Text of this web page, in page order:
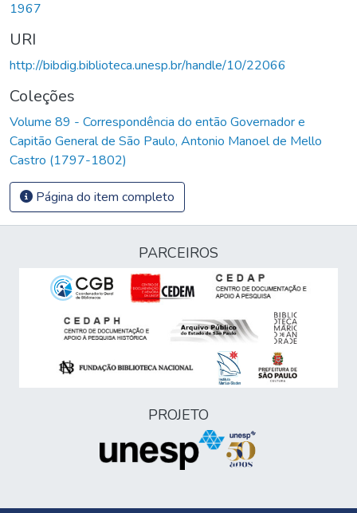
1967
URI
http://bibdig.biblioteca.unesp.br/handle/10/22066
Coleções
Volume 89 - Correspondência do então Governador e
Capitão General de São Paulo, Antonio Manoel de Mello
Castro (1797-1802)
Página do item completo
PARCEIROS
PROJETO